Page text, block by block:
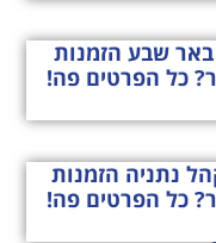
באר שבע הזמנות
כל הפרטים פה!
נתניה הזמנות
כל הפרטים פה!